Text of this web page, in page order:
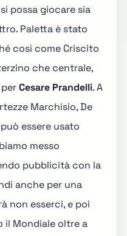
possa giocare sia
Paletta è stato
così come Criscito
che centrale,
Cesare Prandelli. A
Marchisio, De
essere usato
messo
pubblicità con la
anche per una
non esserci, e poi
Mondiale oltre a